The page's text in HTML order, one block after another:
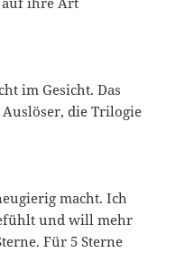
im Gesicht. Das
die Trilogie
macht. Ich
und will mehr
Für 5 Sterne